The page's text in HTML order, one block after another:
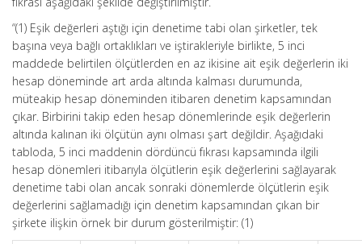
“(1) Eşik değerleri aştığı için denetime tabi olan şirketler, tek
başına veya bağlı ortaklıkları ve iştirakleriyle birlikte, 5 inci
maddede belirtilen ölçütlerden en az ikisine ait eşik değerlerin iki
hesap döneminde art arda altında kalması durumunda,
müteakip hesap döneminden itibaren denetim kapsamından
çıkar. Birbirini takip eden hesap dönemlerinde eşik değerlerin
altında kalınan iki ölçütün aynı olması şart değildir. Aşağıdaki
tabloda, 5 inci maddenin dördüncü fıkrası kapsamında ilgili
hesap dönemleri itibarıyla ölçütlerin eşik değerlerini sağlayarak
denetime tabi olan ancak sonraki dönemlerde ölçütlerin eşik
değerlerini sağlamadığı için denetim kapsamından çıkan bir
şirkete ilişkin örnek bir durum gösterilmiştir: (1)